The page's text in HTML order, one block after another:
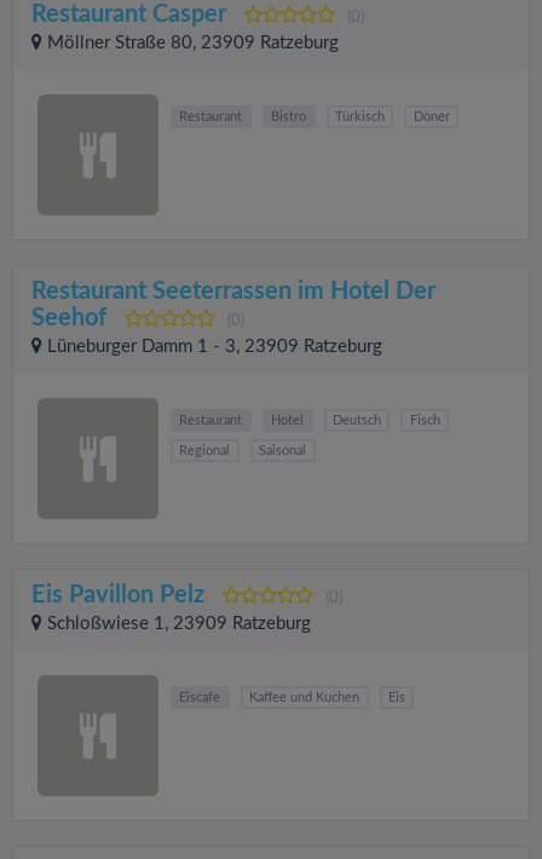
Restaurant Casper (0)
Möllner Straße 80, 23909 Ratzeburg
Restaurant Bistro Türkisch Döner
Restaurant Seeterrassen im Hotel Der
Seehof
(0)
Lüneburger Damm 1 - 3, 23909 Ratzeburg
Restaurant Hotel Deutsch Fisch
Regional Saisonal
Eis Pavillon Pelz (0)
Schloßwiese 1, 23909 Ratzeburg
Eiscafe Kaffee und Kuchen Eis